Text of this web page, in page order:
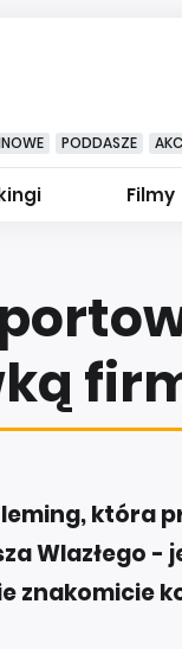
PODDASZE
Filmy
która
Wlazłego -
znakomicie